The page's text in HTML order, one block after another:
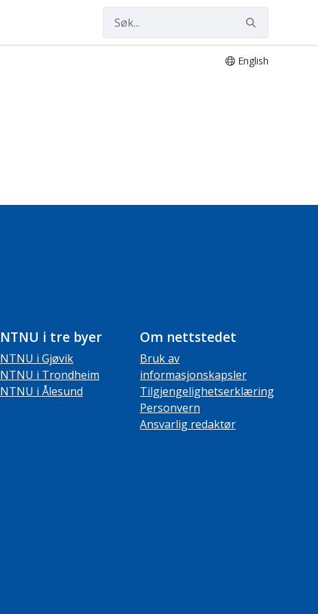
English
NTNU i tre byer
NTNU i Gjøvik
NTNU i Trondheim
NTNU i Ålesund
Om nettstedet
Bruk av
informasjonskapsler
Tilgjengelighetserklæring
Personvern
Ansvarlig redaktør